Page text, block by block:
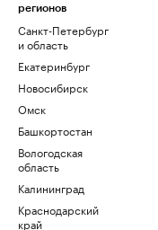
регионов
Санкт-Петербург
и область
Екатеринбург
Новосибирск
Омск
Башкортостан
Вологодская
область
Калининград
Краснодарский
край